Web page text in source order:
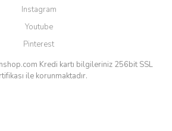
Instagram
Youtube
Pinterest
Kredi kartı bilgileriniz 256bit SSL
ile korunmaktadır.